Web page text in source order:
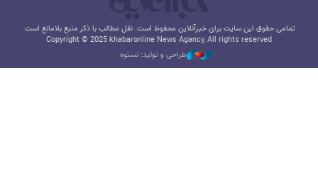
تمامی حقوق این سایت برای خبرآنلاین محفوظ است. نقل مطالب با ذکر منبع بلامانع است.
Copyright © 2025 khabaronline News Agancy, All rights reserved
طراحی و تولید: نستوه